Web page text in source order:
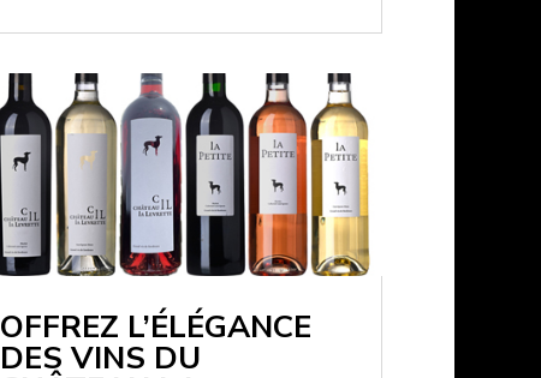
OFFREZ L’ÉLÉGANCE
DES VINS DU